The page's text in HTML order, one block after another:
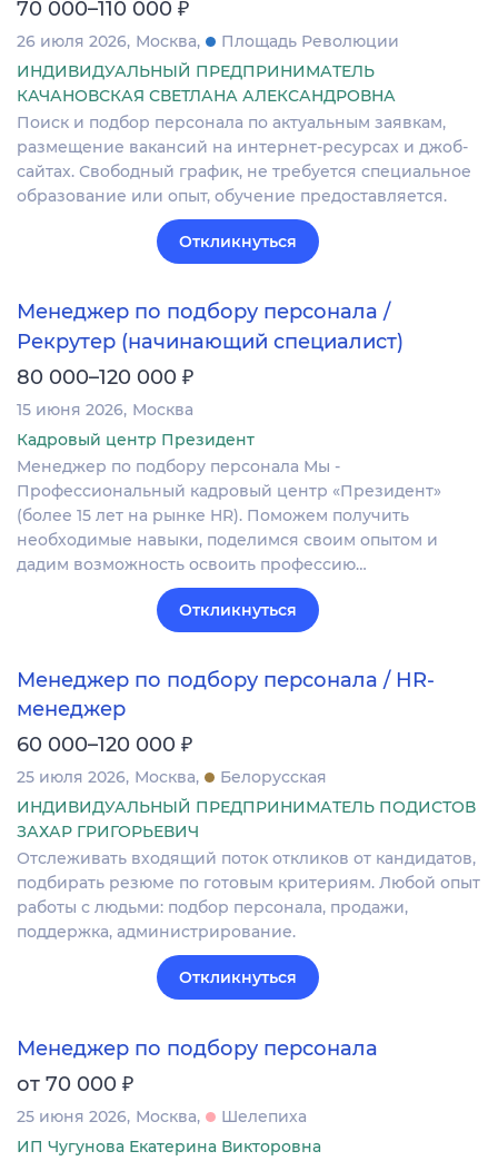
70 000–110 000 ₽
26 июля 2026 Москва
Площадь Революции
ИНДИВИДУАЛЬНЫЙ ПРЕДПРИНИМАТЕЛЬ
КАЧАНОВСКАЯ СВЕТЛАНА АЛЕКСАНДРОВНА
Поиск и подбор персонала по актуальным заявкам,
размещение вакансий на интернет-ресурсах и джоб-
сайтах. Свободный график, не требуется специальное
образование или опыт, обучение предоставляется.
Откликнуться
Менеджер по подбору персонала /
Рекрутер (начинающий специалист)
80 000–120 000 ₽
15 июня 2026 Москва
Кадровый центр Президент
Менеджер по подбору персонала Мы -
Профессиональный кадровый центр «Президент»
(более 15 лет на рынке HR). Поможем получить
необходимые навыки, поделимся своим опытом и
дадим возможность освоить профессию…
Откликнуться
Менеджер по подбору персонала / HR-
менеджер
60 000–120 000 ₽
25 июля 2026 Москва
Белорусская
ИНДИВИДУАЛЬНЫЙ ПРЕДПРИНИМАТЕЛЬ ПОДИСТОВ
ЗАХАР ГРИГОРЬЕВИЧ
Отслеживать входящий поток откликов от кандидатов,
подбирать резюме по готовым критериям. Любой опыт
работы с людьми: подбор персонала, продажи,
поддержка, администрирование.
Откликнуться
Менеджер по подбору персонала
от 70 000 ₽
25 июня 2026 Москва
Шелепиха
ИП Чугунова Екатерина Викторовна